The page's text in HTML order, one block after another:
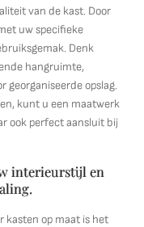
van de kast. Door
uw specifieke
Denk
hangruimte,
georganiseerde opslag.
kunt u een maatwerk
ook perfect aansluit bij
interieurstijl en
kasten op maat is het